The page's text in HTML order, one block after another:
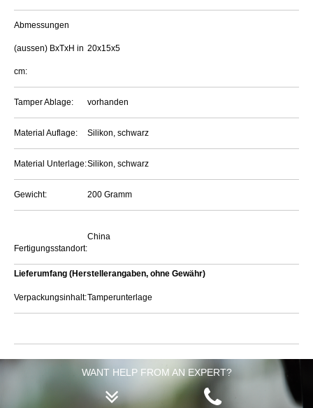
Abmessungen
(aussen) BxTxH in
cm:
20x15x5
Tamper Ablage: vorhanden
Material Auflage: Silikon, schwarz
Material Unterlage:Silikon, schwarz
Gewicht: 200 Gramm
Fertigungsstandort:
China
Lieferumfang (Herstellerangaben, ohne Gewähr)
Verpackungsinhalt:Tamperunterlage
WANT HELP FROM AN EXPERT?